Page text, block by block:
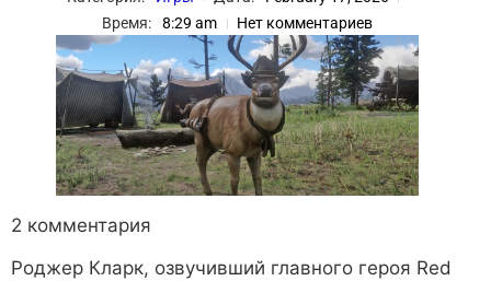
Время:
8:29 am Нет комментариев
2 комментария
Роджер Кларк, озвучивший главного героя Red